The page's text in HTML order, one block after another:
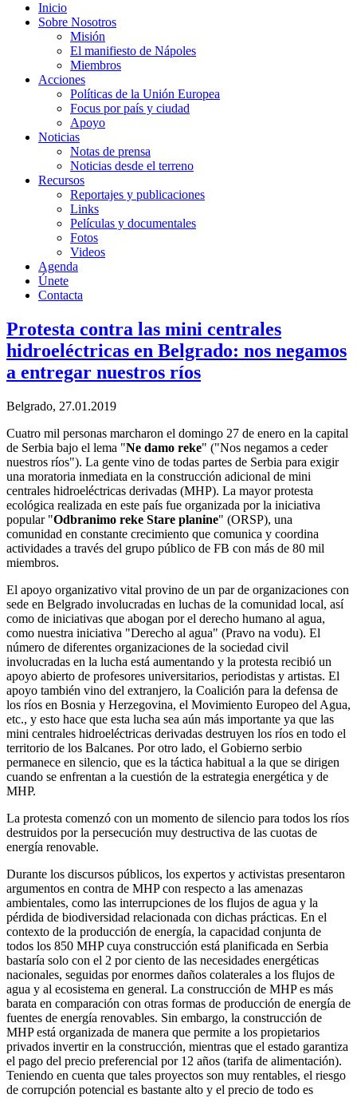
Inicio
Sobre Nosotros
Misión
El manifiesto de Nápoles
Miembros
Acciones
Políticas de la Unión Europea
Focus por país y ciudad
Apoyo
Noticias
Notas de prensa
Noticias desde el terreno
Recursos
Reportajes y publicaciones
Links
Películas y documentales
Fotos
Videos
Agenda
Únete
Contacta
Protesta contra las mini centrales
hidroeléctricas en Belgrado: nos negamos
a entregar nuestros ríos
Belgrado, 27.01.2019
Cuatro mil personas marcharon el domingo 27 de enero en la capital
de Serbia bajo el lema "Ne damo reke" ("Nos negamos a ceder
nuestros ríos"). La gente vino de todas partes de Serbia para exigir
una moratoria inmediata en la construcción adicional de mini
centrales hidroeléctricas derivadas (MHP). La mayor protesta
ecológica realizada en este país fue organizada por la iniciativa
popular "Odbranimo reke Stare planine" (ORSP), una
comunidad en constante crecimiento que comunica y coordina
actividades a través del grupo público de FB con más de 80 mil
miembros.
El apoyo organizativo vital provino de un par de organizaciones con
sede en Belgrado involucradas en luchas de la comunidad local, así
como de iniciativas que abogan por el derecho humano al agua,
como nuestra iniciativa "Derecho al agua" (Pravo na vodu). El
número de diferentes organizaciones de la sociedad civil
involucradas en la lucha está aumentando y la protesta recibió un
apoyo abierto de profesores universitarios, periodistas y artistas. El
apoyo también vino del extranjero, la Coalición para la defensa de
los ríos en Bosnia y Herzegovina, el Movimiento Europeo del Agua,
etc., y esto hace que esta lucha sea aún más importante ya que las
mini centrales hidroeléctricas derivadas destruyen los ríos en todo el
territorio de los Balcanes. Por otro lado, el Gobierno serbio
permanece en silencio, que es la táctica habitual a la que se dirigen
cuando se enfrentan a la cuestión de la estrategia energética y de
MHP.
La protesta comenzó con un momento de silencio para todos los ríos
destruidos por la persecución muy destructiva de las cuotas de
energía renovable.
Durante los discursos públicos, los expertos y activistas presentaron
argumentos en contra de MHP con respecto a las amenazas
ambientales, como las interrupciones de los flujos de agua y la
pérdida de biodiversidad relacionada con dichas prácticas. En el
contexto de la producción de energía, la capacidad conjunta de
todos los 850 MHP cuya construcción está planificada en Serbia
bastaría solo con el 2 por ciento de las necesidades energéticas
nacionales, seguidas por enormes daños colaterales a los flujos de
agua y al ecosistema en general. La construcción de MHP es más
barata en comparación con otras formas de producción de energía de
fuentes de energía renovables. Sin embargo, la construcción de
MHP está organizada de manera que permite a los propietarios
privados invertir en la construcción, mientras que el estado garantiza
el pago del precio preferencial por 12 años (tarifa de alimentación).
Teniendo en cuenta que tales proyectos son muy rentables, el riesgo
de corrupción potencial es bastante alto y el precio de todo es